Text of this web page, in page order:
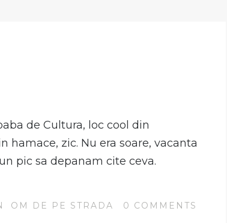
de Cultura, loc cool din
hamace, zic. Nu era soare, vacanta
pic sa depanam cite ceva.
OM DE PE STRADA 0 COMMENTS